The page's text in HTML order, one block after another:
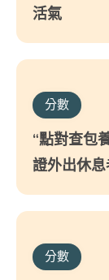
活氣
分數
“點對查包
證外出休
分數